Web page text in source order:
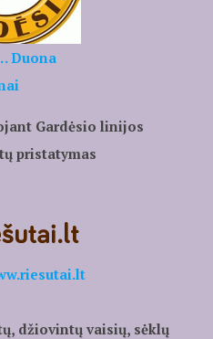
Duona
Gardėsio linijos
pristatymas
džiovintų vaisių, sėklų